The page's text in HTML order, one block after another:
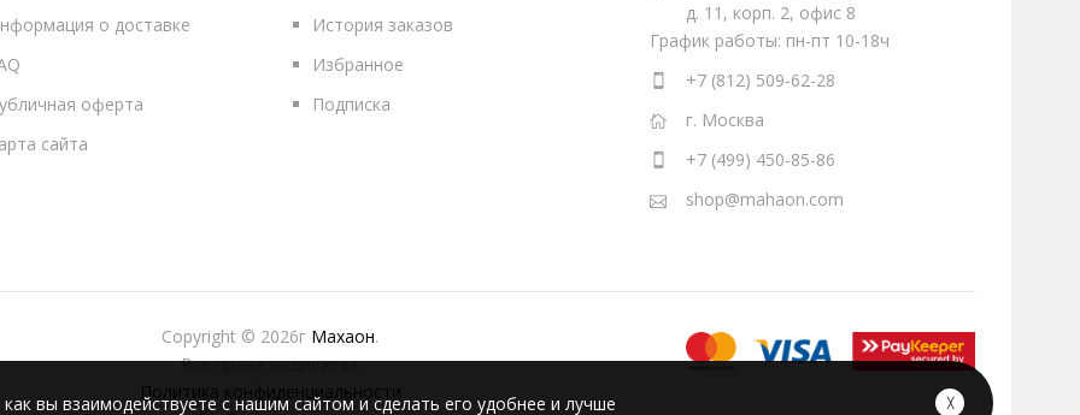
о доставке
оферта
сайта
История заказов
Избранное
Подписка
д. 11, корп. 2, офис 8
График работы: пн-пт 10-18ч
+7 (812) 509-62-28
г. Москва
+7 (499) 450-85-86
shop@mahaon.com
Copyright © 2026г Махаон.
Все права защищены.
Политика конфиденциальности
вы взаимодействуете с нашим сайтом и сделать его удобнее и лучше ╳